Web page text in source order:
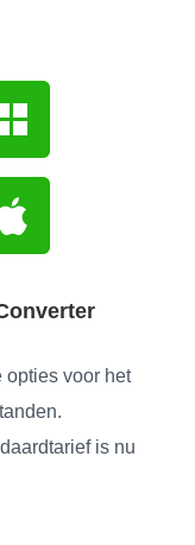
opties voor het
is nu